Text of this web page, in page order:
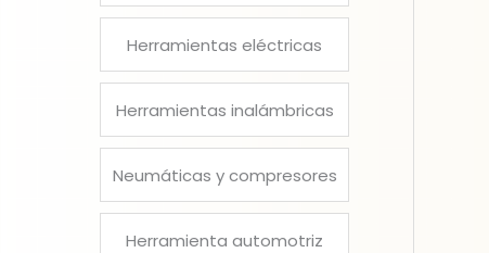
Herramientas eléctricas
Herramientas inalámbricas
Neumáticas y compresores
Herramienta automotriz